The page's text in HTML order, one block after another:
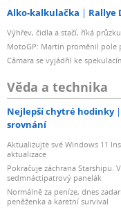
Alko-kalkulačka Rallye
Výhřev, čidla a stačí, říká
MotoGP: Martin proměnil
Câmara se vyjádřil ke
Věda a technika
Nejlepší chytré hodinky
srovnání
Aktualizujte své Windows 11
aktualizace
Pokračuje záchrana Starshipu.
sedmnáctipatrový panelák
Normálně za peníze, dnes
peněženka a karetní survival